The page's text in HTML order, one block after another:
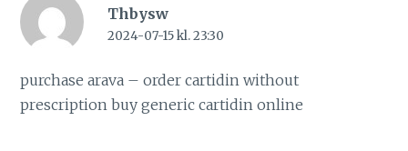
Thbysw
2024-07-15 kl. 23:30
purchase arava –order cartidin without
prescription buy generic cartidin online